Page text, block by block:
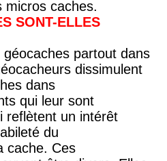
micros caches.
SONT-ELLES
partout dans
dissimulent
dans
qui leur sont
reflètent un intérêt
du
cache. Ces